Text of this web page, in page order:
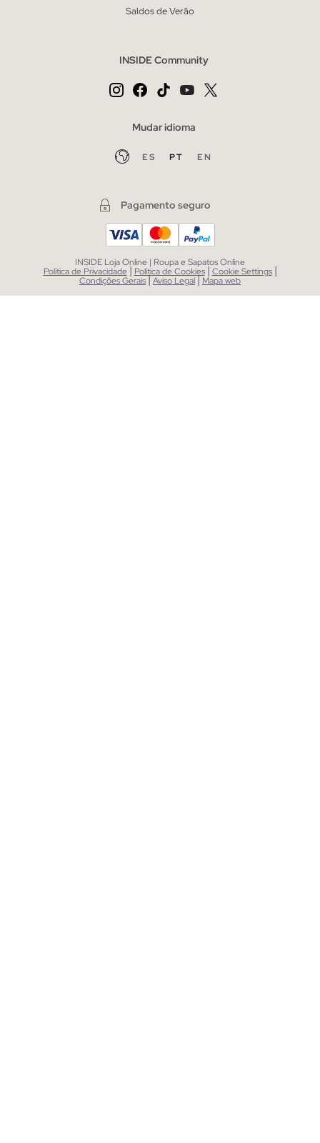
Saldos de Verão
INSIDE Community
Mudar idioma
ES PT EN
Pagamento seguro
INSIDE Loja Online | Roupa e Sapatos Online
Política de Privacidade | Política de Cookies | Cookie Settings |
Condições Gerais|Aviso Legal| Mapa web